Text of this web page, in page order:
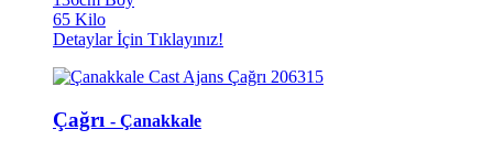
65 Kilo
Detaylar İçin Tıklayınız!
Çağrı - Çanakkale